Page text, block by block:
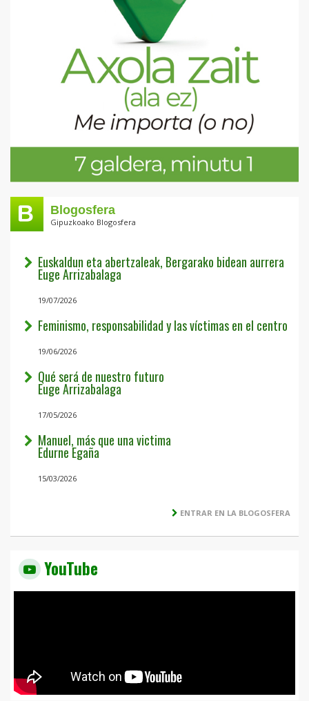
Blogosfera
Gipuzkoako Blogosfera
Euskaldun eta abertzaleak, Bergarako bidean aurrera
Euge Arrizabalaga
19/07/2026
Feminismo, responsabilidad y las víctimas en el centro
19/06/2026
Qué será de nuestro futuro
Euge Arrizabalaga
17/05/2026
Manuel, más que una victima
Edurne Egaña
15/03/2026
ENTRAR EN LA BLOGOSFERA
YouTube